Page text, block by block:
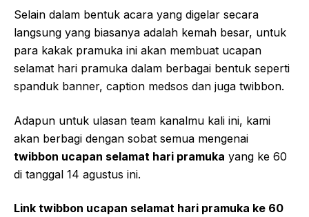
Selain dalam bentuk acara yang digelar secara
langsung yang biasanya adalah kemah besar, untuk
para kakak pramuka ini akan membuat ucapan
selamat hari pramuka dalam berbagai bentuk seperti
spanduk banner, caption medsos dan juga twibbon.
Adapun untuk ulasan team kanalmu kali ini, kami
akan berbagi dengan sobat semua mengenai
twibbon ucapan selamat hari pramuka yang ke 60
di tanggal 14 agustus ini.
Link twibbon ucapan selamat hari pramuka ke 60